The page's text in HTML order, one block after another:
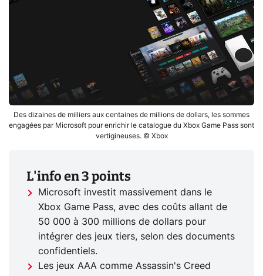
Des dizaines de milliers aux centaines de millions de dollars, les sommes
engagées par Microsoft pour enrichir le catalogue du Xbox Game Pass sont
vertigineuses. © Xbox
L'info en 3 points
Microsoft investit massivement dans le
Xbox Game Pass, avec des coûts allant de
50 000 à 300 millions de dollars pour
intégrer des jeux tiers, selon des documents
confidentiels.
Les jeux AAA comme Assassin's Creed